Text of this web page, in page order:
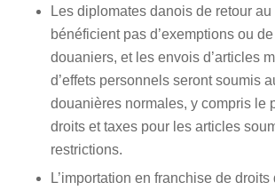
Les diplomates danois de retour au
bénéficient pas d’exemptions ou
douaniers, et les envois d’articles
d’effets personnels seront soumis
douanières normales, y compris le
droits et taxes pour les articles
restrictions.
L’importation en franchise de droits